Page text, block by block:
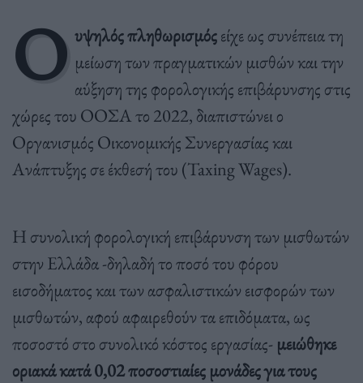
Ο υψηλός πληθωρισμόςείχε ως συνέπεια τη
μείωση των πραγματικών μισθών και την
αύξηση της φορολογικής επιβάρυνσης στις
χώρες του ΟΟΣΑ το 2022, διαπιστώνει ο
Οργανισμός Οικονομικής Συνεργασίας και
Ανάπτυξης σε έκθεσή του (Taxing Wages).
Η συνολική φορολογική επιβάρυνση των μισθωτών
στην Ελλάδα -δηλαδή το ποσό του φόρου
εισοδήματος και των ασφαλιστικών εισφορών των
μισθωτών, αφού αφαιρεθούν τα επιδόματα, ως
ποσοστό στο συνολικό κόστος εργασίας- μειώθηκε
οριακά κατά 0,02 ποσοστιαίες μονάδες για τους